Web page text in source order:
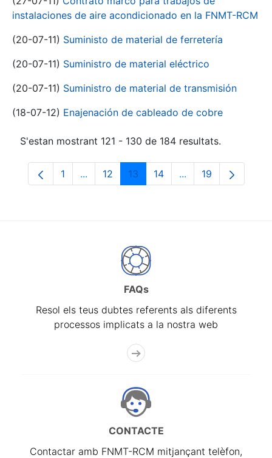
instalaciones de aire acondicionado en la FNMT-RCM
(20-07-11) Suministo de material de ferretería
(20-07-11) Suministro de material eléctrico
(20-07-11) Suministro de material de transmisión
(18-07-12) Enajenación de cableado de cobre
S'estan mostrant 121 - 130 de 184 resultats.
Pàgina
1 ...Pàgines intermèdies Utilitzeu TAB per
Pàgina
12 Pàgina
13 Pàgina
14 ...PàginesPàgina
19
FAQs
Resol els teus dubtes referents als diferents
processos implicats a la nostra web
CONTACTE
Contactar amb FNMT-RCM mitjançant telèfon,